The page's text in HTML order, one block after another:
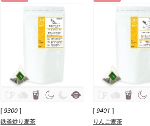
[9300]
鉄釜炒り麦茶
[9401 ]
りんご麦茶